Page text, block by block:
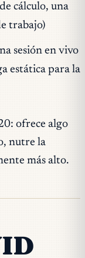
cálculo, una
trabajo)
sesión en vivo
estática para la
ofrece algo
nutre la
más alto.